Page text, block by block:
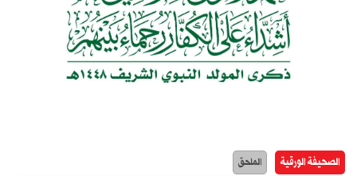
الصحيفة الورقية الملحق